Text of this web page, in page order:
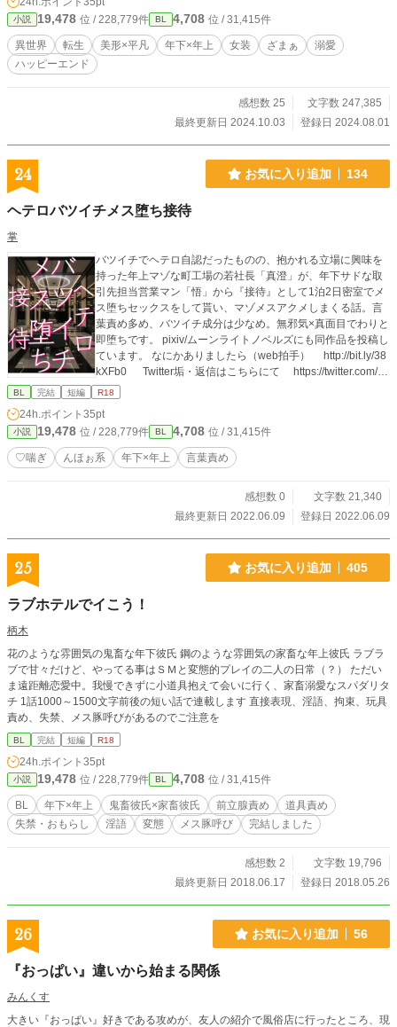
俺はイケメンさんのお家にお持ち帰りされていた。彼はベルトラン公爵家のご令
息、ユベール・ベルトラン様で、十八歳にして天才魔導士と讃えられるほど高貴
なお方だ。十年前、ユベール様は変態貴族に誘拐されて襲われそうになってい
た。その時に前世の記憶を思い出した俺は「これ、絶対にアカンやつ！」と慌て
てユベール様を助け、屋敷から連れ出して警備隊に保護してもらった。ユベール
溺愛してくるんですが、どうしたらいいですか？ 公爵令息の天才魔導士×当て馬
に仕立て上げられていた平民（転生者）。ユベールが主人公を好きすぎて色々と
少し残酷な描写を含みます。複数CP（王子×親友、その他男女CP含む）あり。
R18には最後に「※」を表記しています。 この小説は自サイトと『小説家にな
ろう』のムーンライトノベルズ様にも掲載しています。自サイトはタイトルが少
し異なります。
小説 19,478 位 / 228,779件 BL 4,708 位 / 31,415件
異世界 転生 美形×平凡 年下×年上 女装 ざまぁ
溺愛
ハッピーエンド
感想数 25
文字数 247,385
最終更新日 2024.10.03
登録日 2024.08.01
24 お気に入り追加 134
ヘテロバツイチメス堕ち接待
掌
バツイチでヘテロ自認だったものの、抱かれる立場に興味を
持った年上マゾな町工場の若社長「真澄」が、年下サドな取
引先担当営業マン「悟」から『接待』として1泊2日密室でメ
ス堕ちセックスをして貰い、マゾメスアクメしまくる話。言
葉責め多め、バツイチ成分は少なめ。無邪気×真面目でわりと
即堕ちです。 pixiv/ムーンライトノベルズにも同作品を投稿し
ています。 なにかありましたら（web拍手） http://bit.ly/38
kXFb0 Twitter垢・返信はこちらにて https://twitter.com/sh
ow1write
BL 完結 短編 R18
24h.ポイント 35pt
小説 19,478 位 / 228,779件 BL 4,708 位 / 31,415件
♡喘ぎ んほぉ系 年下×年上 言葉責め
感想数 0
文字数 21,340
最終更新日 2022.06.09
登録日 2022.06.09
25 お気に入り追加 405
ラブホテルでイこう！
柄木
花のような雰囲気の鬼畜な年下彼氏 鋼のような雰囲気の家畜な年上彼氏 ラブラ
ブで甘々だけど、やってる事はＳＭと変態的プレイの二人の日常（？） ただい
ま遠距離恋愛中。我慢できずに小道具抱えて会いに行く、家畜溺愛なスパダリタ
チ 1話1000～1500文字前後の短い話で連載します 直接表現、淫語、拘束、玩具
責め、失禁、メス豚呼びがあるのでご注意を
BL 完結 短編 R18
24h.ポイント 35pt
小説 19,478 位 / 228,779件 BL 4,708 位 / 31,415件
BL 年下×年上 鬼畜彼氏×家畜彼氏 前立腺責め
道具責め
失禁・おもらし
淫語 変態 メス豚呼び 完結しました
感想数 2
文字数 19,796
最終更新日 2018.06.17
登録日 2018.05.26
26 お気に入り追加 56
『おっぱい』違いから始まる関係
みんくす
大きい『おっぱい』好きである攻めが、友人の紹介で風俗店に行ったところ、現